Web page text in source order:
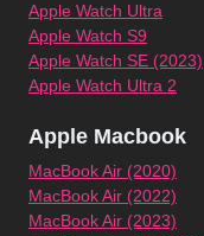
Apple Watch Ultra
Apple Watch S9
Apple Watch SE (2023)
Apple Watch Ultra 2
Apple Macbook
MacBook Air (2020)
MacBook Air (2022)
MacBook Air (2023)